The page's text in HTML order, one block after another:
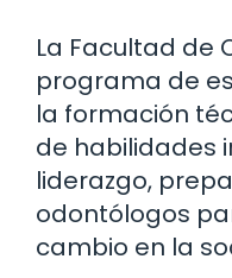
La Facultad de
programa de
la formación
de habilidades
liderazgo,
odontólogos
cambio en la